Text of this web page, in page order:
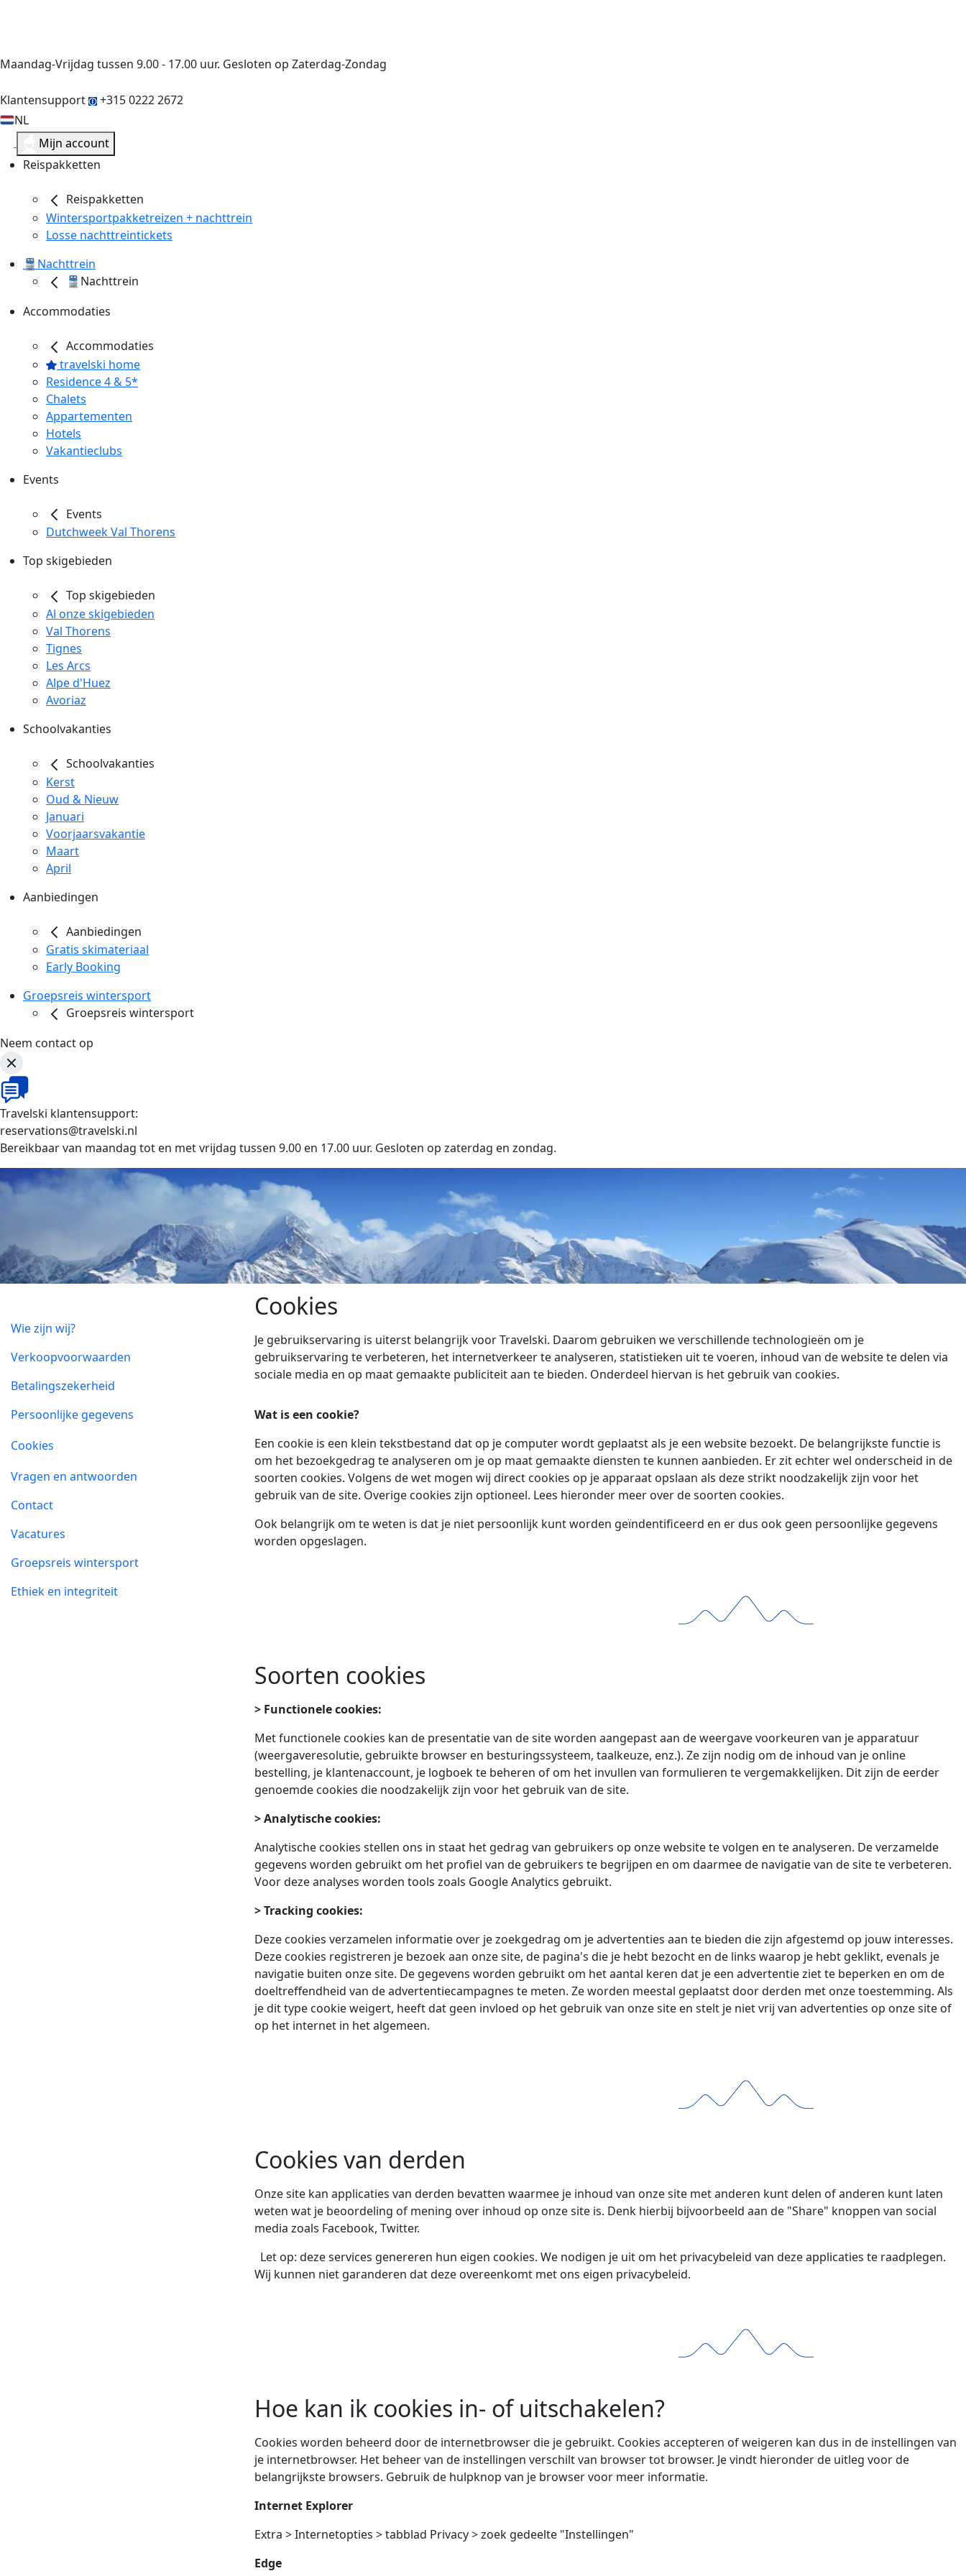
Maandag-Vrijdag tussen 9.00 - 17.00 uur. Gesloten op Zaterdag-Zondag
Klantensupport
+315 0222 2672
NL
Mijn account
Reispakketten
Reispakketten
Wintersportpakketreizen + nachttrein
Losse nachttreintickets
🚆Nachttrein
🚆Nachttrein
Accommodaties
Accommodaties
travelski home
Residence 4 & 5*
Chalets
Appartementen
Hotels
Vakantieclubs
Events
Events
Dutchweek Val Thorens
Top skigebieden
Top skigebieden
Al onze skigebieden
Val Thorens
Tignes
Les Arcs
Alpe d'Huez
Avoriaz
Schoolvakanties
Schoolvakanties
Kerst
Oud & Nieuw
Januari
Voorjaarsvakantie
Maart
April
Aanbiedingen
Aanbiedingen
Gratis skimateriaal
Early Booking
Groepsreis wintersport
Groepsreis wintersport
Neem contact op
Travelski klantensupport:
reservations@travelski.nl
Bereikbaar van maandag tot en met vrijdag tussen 9.00 en 17.00 uur. Gesloten op zaterdag en zondag.
Wie zijn wij?
Verkoopvoorwaarden
Betalingszekerheid
Persoonlijke gegevens
Cookies
Vragen en antwoorden
Contact
Vacatures
Groepsreis wintersport
Ethiek en integriteit
Cookies
Je gebruikservaring is uiterst belangrijk voor Travelski. Daarom gebruiken we verschillende technologieën om je
gebruikservaring te verbeteren, het internetverkeer te analyseren, statistieken uit te voeren, inhoud van de website te delen via
sociale media en op maat gemaakte publiciteit aan te bieden. Onderdeel hiervan is het gebruik van cookies.
Wat is een cookie?
Een cookie is een klein tekstbestand dat op je computer wordt geplaatst als je een website bezoekt. De belangrijkste functie is
om het bezoekgedrag te analyseren om je op maat gemaakte diensten te kunnen aanbieden. Er zit echter wel onderscheid in de
soorten cookies. Volgens de wet mogen wij direct cookies op je apparaat opslaan als deze strikt noodzakelijk zijn voor het
gebruik van de site. Overige cookies zijn optioneel. Lees hieronder meer over de soorten cookies.
Ook belangrijk om te weten is dat je niet persoonlijk kunt worden geïndentificeerd en er dus ook geen persoonlijke gegevens
worden opgeslagen.
Soorten cookies
> Functionele cookies:
Met functionele cookies kan de presentatie van de site worden aangepast aan de weergave voorkeuren van je apparatuur
(weergaveresolutie, gebruikte browser en besturingssysteem, taalkeuze, enz.). Ze zijn nodig om de inhoud van je online
bestelling, je klantenaccount, je logboek te beheren of om het invullen van formulieren te vergemakkelijken. Dit zijn de eerder
genoemde cookies die noodzakelijk zijn voor het gebruik van de site.
> Analytische cookies:
Analytische cookies stellen ons in staat het gedrag van gebruikers op onze website te volgen en te analyseren. De verzamelde
gegevens worden gebruikt om het profiel van de gebruikers te begrijpen en om daarmee de navigatie van de site te verbeteren.
Voor deze analyses worden tools zoals Google Analytics gebruikt.
> Tracking cookies:
Deze cookies verzamelen informatie over je zoekgedrag om je advertenties aan te bieden die zijn afgestemd op jouw interesses.
Deze cookies registreren je bezoek aan onze site, de pagina's die je hebt bezocht en de links waarop je hebt geklikt, evenals je
navigatie buiten onze site. De gegevens worden gebruikt om het aantal keren dat je een advertentie ziet te beperken en om de
doeltreffendheid van de advertentiecampagnes te meten. Ze worden meestal geplaatst door derden met onze toestemming. Als
je dit type cookie weigert, heeft dat geen invloed op het gebruik van onze site en stelt je niet vrij van advertenties op onze site of
op het internet in het algemeen.
Cookies van derden
Onze site kan applicaties van derden bevatten waarmee je inhoud van onze site met anderen kunt delen of anderen kunt laten
weten wat je beoordeling of mening over inhoud op onze site is. Denk hierbij bijvoorbeeld aan de "Share" knoppen van social
media zoals Facebook, Twitter.
Let op: deze services genereren hun eigen cookies. We nodigen je uit om het privacybeleid van deze applicaties te raadplegen.
Wij kunnen niet garanderen dat deze overeenkomt met ons eigen privacybeleid.
Hoe kan ik cookies in- of uitschakelen?
Cookies worden beheerd door de internetbrowser die je gebruikt. Cookies accepteren of weigeren kan dus in de instellingen van
je internetbrowser. Het beheer van de instellingen verschilt van browser tot browser. Je vindt hieronder de uitleg voor de
belangrijkste browsers. Gebruik de hulpknop van je browser voor meer informatie.
Internet Explorer
Extra > Internetopties > tabblad Privacy > zoek gedeelte "Instellingen"
Edge